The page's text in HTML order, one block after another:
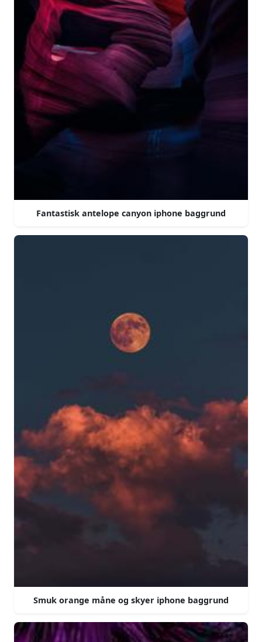
Fantastisk antelope canyon iphone baggrund
Smuk orange måne og skyer iphone baggrund